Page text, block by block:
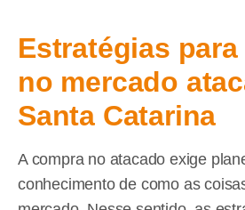
Estratégias
no mercado
Santa Catarina
A compra no atacado exige
conhecimento de como as